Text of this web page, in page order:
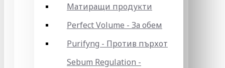
Матиращи продукти
Perfect Volume - За обем
Purifyng - Против пърхот
Sebum Regulation -